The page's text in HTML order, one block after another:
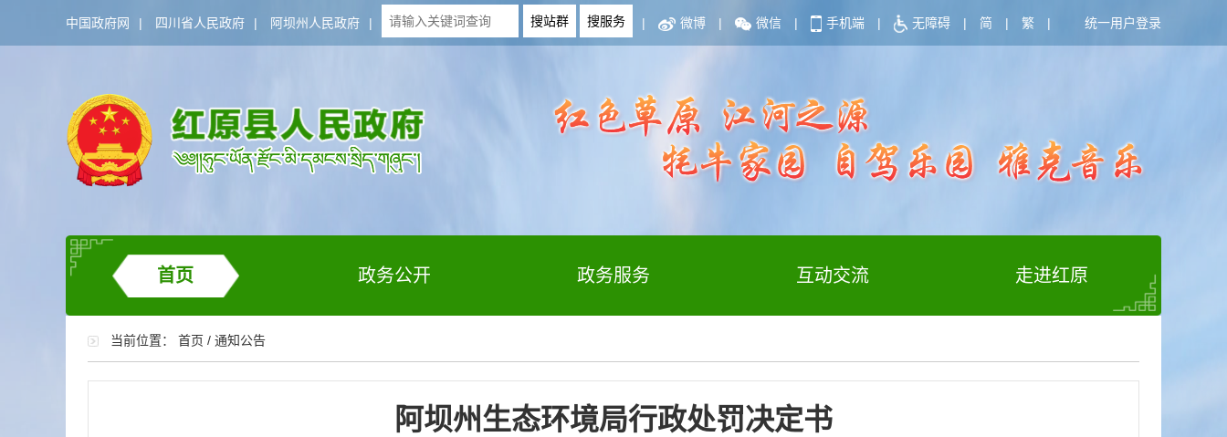
中国政府网 | 四川省人民政府 | 阿坝州人民政府 | | 微博 | 微信 | 手机端 | 无障碍 | 简 | 繁 | 统一用户登录
首页 政务公开 政务服务 互动交流 走进红原
当前位置： 首页 / 通知公告
阿坝州生态环境局行政处罚决定书